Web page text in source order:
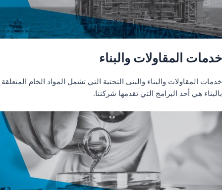
خدمات المقاولات والبناء
خدمات المقاولات والبناء والبنى التحتية التي تشمل المواد الخام المتعلقة
بالبناء هي أحد البرامج التي تقدمها شركتنا.